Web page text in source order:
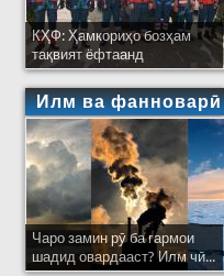
КҲФ: Ҳамкориҳо бозҳам
тақвият ёфтаанд
Илм ва фанноварӣ
Чаро замин рӯ ба гармои
шадид овардааст? Илм чӣ...